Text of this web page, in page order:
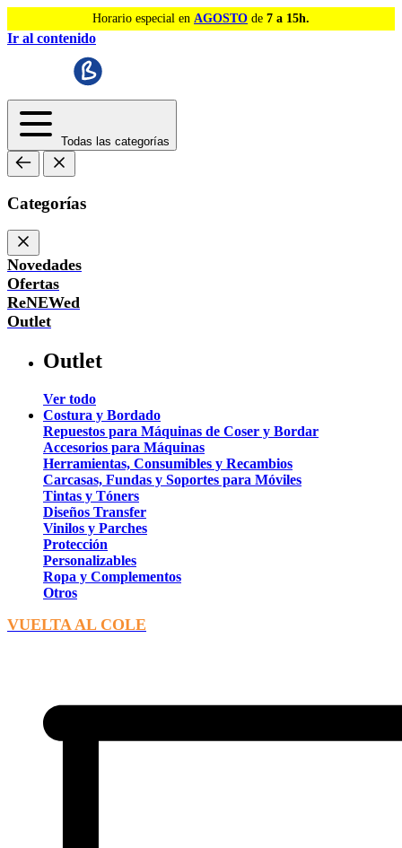
Horario especial en AGOSTO de 7 a 15h.
Ir al contenido
Todas las categorías
Categorías
Novedades
Ofertas
ReNEWed
Outlet
Outlet
Ver todo
Costura y Bordado
Repuestos para Máquinas de Coser y Bordar
Accesorios para Máquinas
Herramientas, Consumibles y Recambios
Carcasas, Fundas y Soportes para Móviles
Tintas y Tóners
Diseños Transfer
Vinilos y Parches
Protección
Personalizables
Ropa y Complementos
Otros
VUELTA AL COLE